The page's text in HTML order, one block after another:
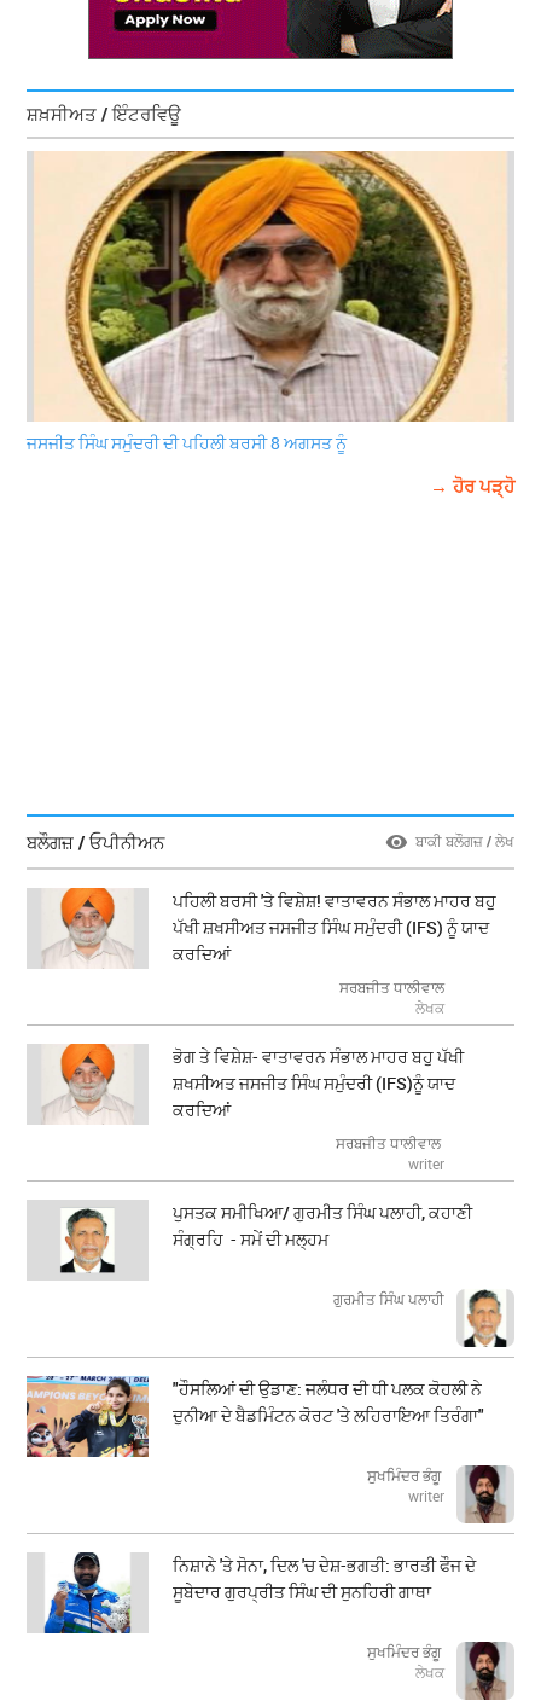
ਸ਼ਖ਼ਸੀਅਤ / ਇੰਟਰਵਿਊ
ਜਸਜੀਤ ਸਿੰਘ ਸਮੁੰਦਰੀ ਦੀ ਪਹਿਲੀ ਬਰਸੀ 8 ਅਗਸਤ ਨੂੰ
→ ਹੋਰ ਪੜ੍ਹੋ
ਬਲੌਗਜ਼ / ਓਪੀਨੀਅਨ ਬਾਕੀ ਬਲੌਗਜ਼ / ਲੇਖ
ਪਹਿਲੀ ਬਰਸੀ 'ਤੇ ਵਿਸ਼ੇਸ਼! ਵਾਤਾਵਰਨ ਸੰਭਾਲ ਮਾਹਰ ਬਹੁ
ਪੱਖੀ ਸ਼ਖਸੀਅਤ ਜਸਜੀਤ ਸਿੰਘ ਸਮੁੰਦਰੀ (IFS) ਨੂੰ ਯਾਦ
ਕਰਦਿਆਂ
ਸਰਬਜੀਤ ਧਾਲੀਵਾਲ
ਲੇਖਕ
ਭੋਗ ਤੇ ਵਿਸ਼ੇਸ਼- ਵਾਤਾਵਰਨ ਸੰਭਾਲ ਮਾਹਰ ਬਹੁ ਪੱਖੀ
ਸ਼ਖਸੀਅਤ ਜਸਜੀਤ ਸਿੰਘ ਸਮੁੰਦਰੀ (IFS)ਨੂੰ ਯਾਦ
ਕਰਦਿਆਂ
ਸਰਬਜੀਤ ਧਾਲੀਵਾਲ
writer
ਪੁਸਤਕ ਸਮੀਖਿਆ/ ਗੁਰਮੀਤ ਸਿੰਘ ਪਲਾਹੀ, ਕਹਾਣੀ
ਸੰਗ੍ਰਹਿ - ਸਮੇਂ ਦੀ ਮਲ੍ਹਮ
ਗੁਰਮੀਤ ਸਿੰਘ ਪਲਾਹੀ
"ਹੌਸਲਿਆਂ ਦੀ ਉਡਾਣ: ਜਲੰਧਰ ਦੀ ਧੀ ਪਲਕ ਕੋਹਲੀ ਨੇ
ਦੁਨੀਆ ਦੇ ਬੈਡਮਿੰਟਨ ਕੋਰਟ 'ਤੇ ਲਹਿਰਾਇਆ ਤਿਰੰਗਾ"
ਸੁਖਮਿੰਦਰ ਭੰਗੂ
writer
ਨਿਸ਼ਾਨੇ 'ਤੇ ਸੋਨਾ, ਦਿਲ 'ਚ ਦੇਸ਼-ਭਗਤੀ: ਭਾਰਤੀ ਫੌਜ ਦੇ
ਸੂਬੇਦਾਰ ਗੁਰਪ੍ਰੀਤ ਸਿੰਘ ਦੀ ਸੁਨਹਿਰੀ ਗਾਥਾ
ਸੁਖਮਿੰਦਰ ਭੰਗੂ
ਲੇਖਕ